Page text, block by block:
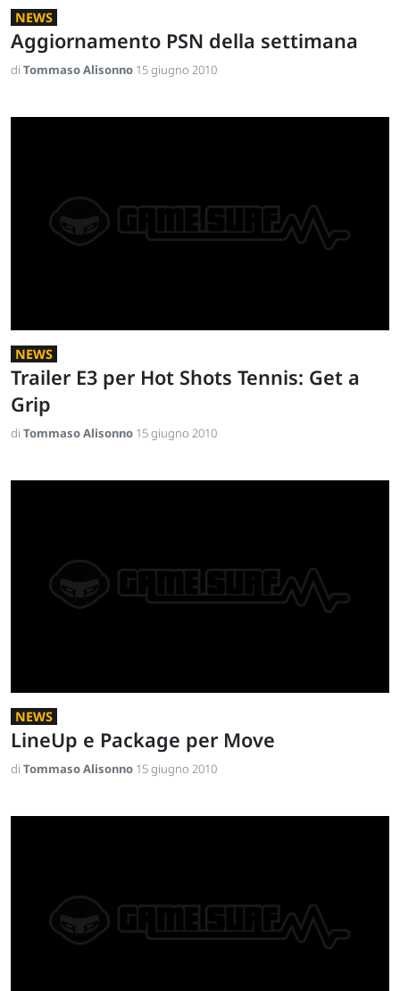
NEWS
Aggiornamento PSN della settimana
di Tommaso Alisonno 15 giugno 2010
NEWS
Trailer E3 per Hot Shots Tennis: Get a
Grip
di Tommaso Alisonno 15 giugno 2010
NEWS
LineUp e Package per Move
di Tommaso Alisonno 15 giugno 2010